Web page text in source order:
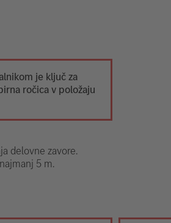
je ključ za
ročica v položaju
delovne zavore.
5 m.